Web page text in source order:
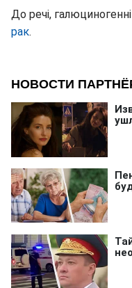
До речі, галюциногенні
рак.